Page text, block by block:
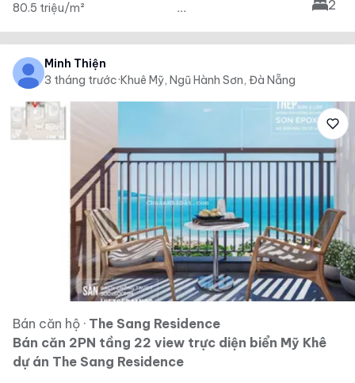
80.5 triệu/m² ...
2
Minh Thiện
3 tháng trước·Khuê Mỹ, Ngũ Hành Sơn, Đà Nẵng
Bán căn hộ · The Sang Residence
Bán căn 2PN tầng 22 view trực diện biển Mỹ Khê
dự án The Sang Residence